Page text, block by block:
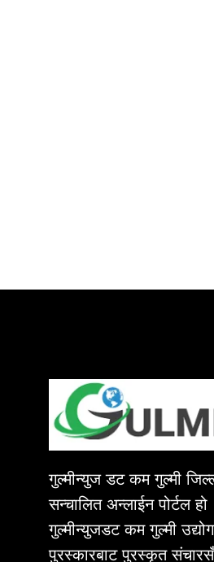
गुल्मीन्युज डट कम गुल्मी
सन्चालित अन्लाईन पोर्टल
गुल्मीन्युजडट कम गुल्मी
पुरस्कारबाट पुरस्कृत